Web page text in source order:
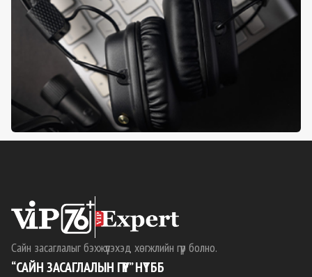
Сайн засаглалыг бэхжүүлэхэд хөгжлийн гүүр болно.
“САЙН ЗАСАГЛАЛЫН ГҮҮР” НҮТББ